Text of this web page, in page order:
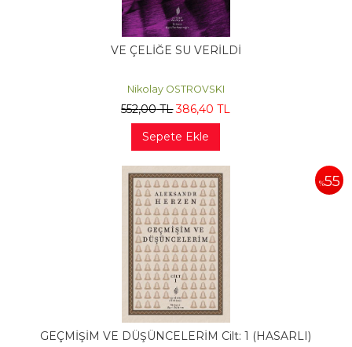
VE ÇELİĞE SU VERİLDİ
Nikolay OSTROVSKI
552,00TL 386,40 TL
Sepete Ekle
%55
GEÇMİŞİM VE DÜŞÜNCELERİM Cilt: 1 (HASARLI)